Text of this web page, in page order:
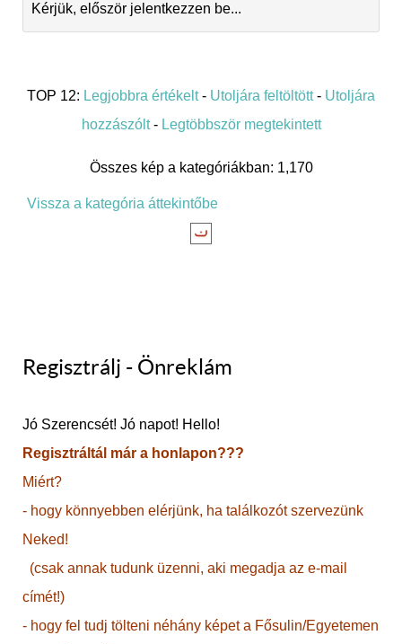
Kérjük, először jelentkezzen be...
TOP 12: Legjobbra értékelt- Utoljára feltöltött- Utoljára
hozzászólt- Legtöbbször megtekintett
Összes kép a kategóriákban: 1,170
Vissza a kategória áttekintőbe
Regisztrálj - Önreklám
Jó Szerencsét! Jó napot! Hello!
Regisztráltál már a honlapon???
Miért?
- hogy könnyebben elérjünk, ha találkozót szervezünk
Neked!
(csak annak tudunk üzenni, aki megadja az e-mail
címét!)
- hogy fel tudj tölteni néhány képet a Fősulin/Egyetemen